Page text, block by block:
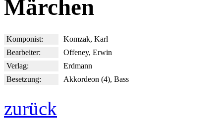
Märchen
Komponist:
Komzak, Karl
Bearbeiter:
Offeney, Erwin
Verlag:
Erdmann
Besetzung:
Akkordeon (4), Bass
zurück